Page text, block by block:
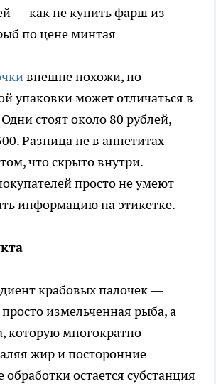
— как не купить фарш из
по цене минтая
внешне похожи, но
упаковки может отличаться в
стоят около 80 рублей,
Разница не в аппетитах
что скрыто внутри.
просто не умеют
информацию на этикетке.
крабовых палочек —
измельченная рыба, а
которую многократно
жир и посторонние
остается субстанция